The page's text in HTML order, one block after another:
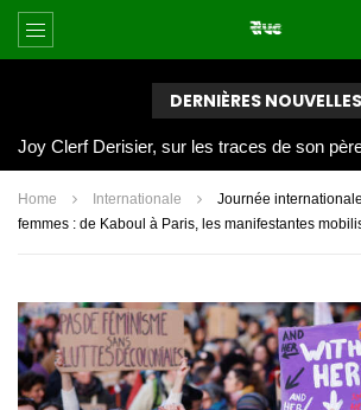
DERNIÈRES NOUVELLES
Home Internationale
Journée
femmes : de Kaboul à Paris, les manifestantes